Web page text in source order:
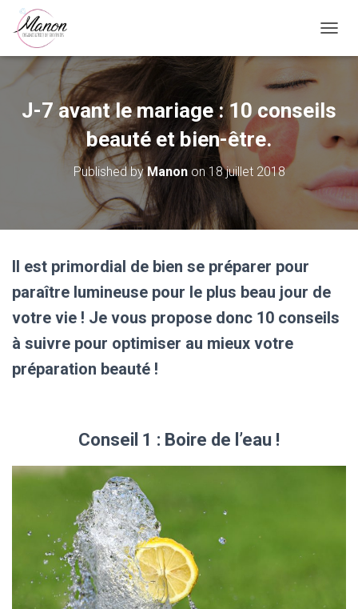
U
R
F
R
E
V
I
J-7 avant le mariage : 10 conseils
beauté et bien-être.
Published byManonon18 juillet 2018
Il est primordial de bien se préparer pour
paraître lumineuse pour le plus beau jour de
votre vie ! Je vous propose donc 10 conseils
à suivre pour optimiser au mieux votre
préparation beauté !
Conseil 1 : Boire de l’eau !